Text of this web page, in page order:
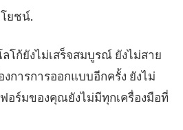
ยชน์.
ลโก้ยังไม่เสร็จสมบูรณ์ ยังไม่สาย
งการการออกแบบอีกครั้ง ยังไม่
อร์มของคุณยังไม่มีทุกเครื่องมือที่
เหตุการณ์
ข่าวบริษัท